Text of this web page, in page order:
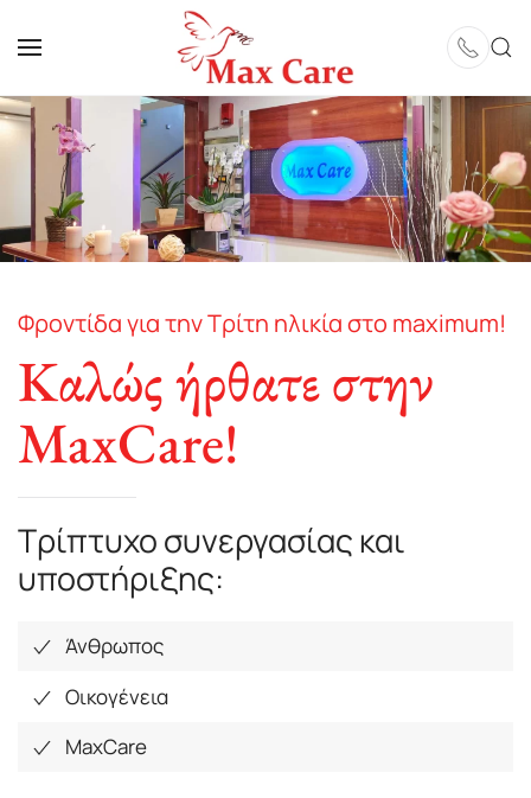
Skip to main content
Φροντίδα για την Τρίτη ηλικία στο maximum!
Καλώς ήρθατε στην
MaxCare!
Τρίπτυχο συνεργασίας και
υποστήριξης:
Άνθρωπος
Οικογένεια
MaxCare